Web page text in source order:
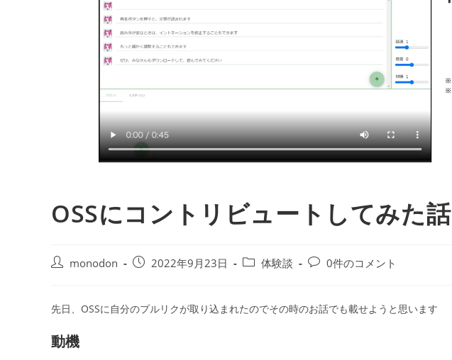
OSSにコントリビュートしてみた話
投
monodon
投
開
2022年9月23日
投
テ
体験談
投
メ
0件のコメント
先日、OSSに自分のプルリクが取り込まれたのでその時のお話でも載せようと思います
動機